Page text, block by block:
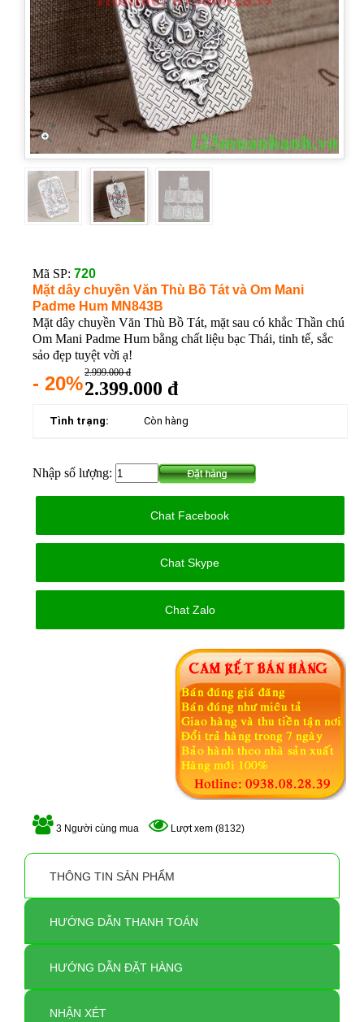
Mã SP: 720
Mặt dây chuyền Văn Thù Bồ Tát và Om Mani
Padme Hum MN843B
Mặt dây chuyền Văn Thù Bồ Tát, mặt sau có khắc Thần chú
Om Mani Padme Hum bằng chất liệu bạc Thái, tinh tế, sắc
sảo đẹp tuyệt vời ạ!
- 20%2.999.000 đ
2.399.000 đ
Tình trạng: Còn hàng
Nhập số lượng:
Chat Facebook
Chat Skype
Chat Zalo
3 Người cùng mua Lượt xem (8132)
THÔNG TIN SẢN PHẨM
HƯỚNG DẪN THANH TOÁN
HƯỚNG DẪN ĐẶT HÀNG
NHẬN XÉT